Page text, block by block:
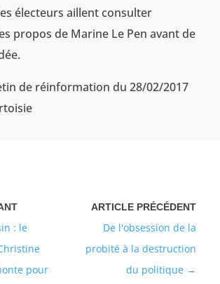
électeurs aillent consulter
propos de Marine Le Pen avant de
de réinformation du 28/02/2017
De l'obsession de la
probité à la destruction
du politique
: le
pour